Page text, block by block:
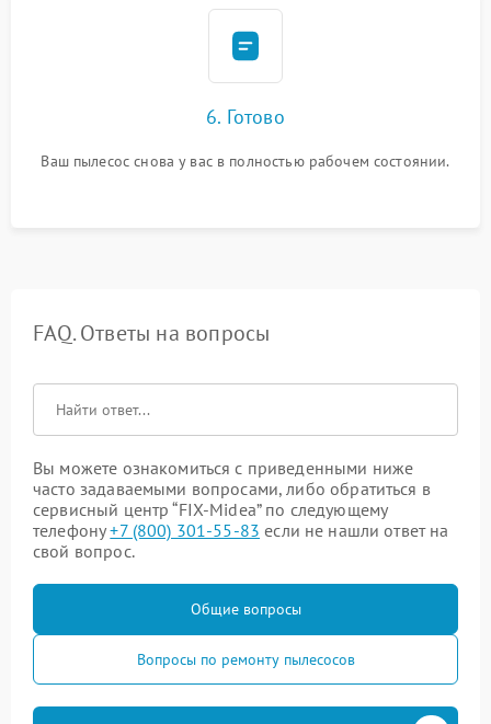
6. Готово
Ваш пылесос снова у вас в полностью рабочем состоянии.
FAQ. Ответы на вопросы
Вы можете ознакомиться с приведенными ниже
часто задаваемыми вопросами, либо обратиться в
сервисный центр “FIX-Midea” по следующему
телефону+7 (800) 301-55-83 если не нашли ответ на
свой вопрос.
Общие вопросы
Вопросы по ремонту пылесосов